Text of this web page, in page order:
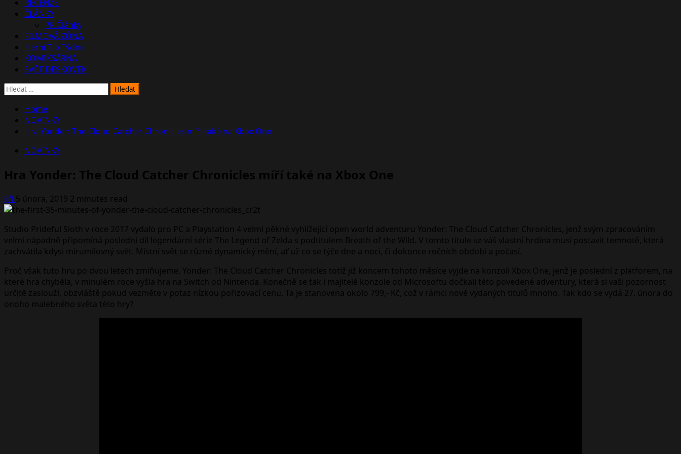
RECENZE
ČLÁNKY
PR Články
FILMOVÁ ZÓNA
Herní Tip Týdne
KOMIKSÁRNA
SVĚT DESKOVEK
Vyhledávání
Home
NOVINKY
Hra Yonder: The Cloud Catcher Chronicles míří také na Xbox One
NOVINKY
Hra Yonder: The Cloud Catcher Chronicles míří také na Xbox One
Jiří 5 února, 2019 2 minutes read
Studio Prideful Sloth v roce 2017 vydalo pro PC a Playstation 4 velmi pěkné vyhlížející open world adventuru Yonder: The Cloud Catcher Chronicles, jenž svým zpracováním
velmi nápadně připomíná poslední díl legendární série The Legend of Zelda s podtitulem Breath of the Wild. V tomto titule se váš vlastní hrdina musí postavit temnotě, která
zachvátila kdysi mírumilovný svět. Místní svět se různé dynamický mění, ať už co se týče dne a noci, či dokonce ročních období a počasí.
Proč však tuto hru po dvou letech zmiňujeme. Yonder: The Cloud Catcher Chronicles totiž již koncem tohoto měsíce vyjde na konzoli Xbox One, jenž je poslední z platforem, na
které hra chyběla, v minulém roce vyšla hra na Switch od Nintenda. Konečně se tak i majitelé konzole od Microsoftu dočkali této povedené adventury, která si vaši pozornost
určitě zaslouží, obzvláště pokud vezměte v potaz nízkou pořizovací cenu. Ta je stanovena okolo 799,- Kč, což v rámci nové vydaných titulů mnoho. Tak kdo se vydá 27. února do
onoho malebného světa této hry?